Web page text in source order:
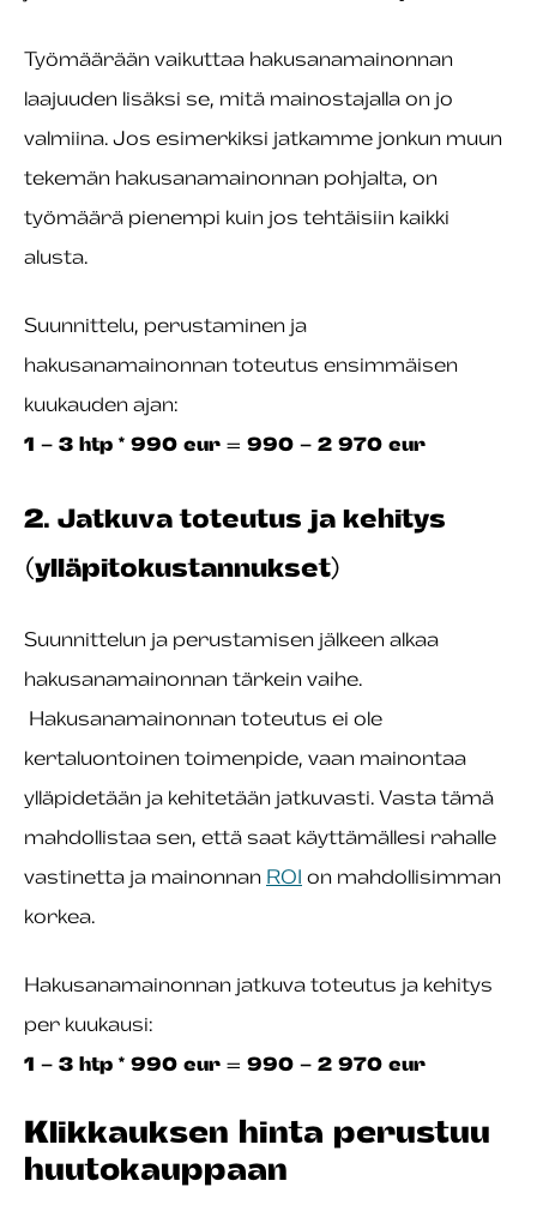
Työmäärään vaikuttaa hakusanamainonnan
laajuuden lisäksi se, mitä mainostajalla on jo
valmiina. Jos esimerkiksi jatkamme jonkun muun
tekemän hakusanamainonnan pohjalta, on
työmäärä pienempi kuin jos tehtäisiin kaikki
alusta.
Suunnittelu, perustaminen ja
hakusanamainonnan toteutus ensimmäisen
kuukauden ajan:
1 – 3 htp * 990 eur = 990 – 2 970 eur
2. Jatkuva toteutus ja kehitys
(ylläpitokustannukset)
Suunnittelun ja perustamisen jälkeen alkaa
hakusanamainonnan tärkein vaihe.
Hakusanamainonnan toteutus ei ole
kertaluontoinen toimenpide, vaan mainontaa
ylläpidetään ja kehitetään jatkuvasti. Vasta tämä
mahdollistaa sen, että saat käyttämällesi rahalle
vastinetta ja mainonnan ROI on mahdollisimman
korkea.
Hakusanamainonnan jatkuva toteutus ja kehitys
per kuukausi:
1 – 3 htp * 990 eur = 990 – 2 970 eur
Klikkauksen hinta perustuu
huutokauppaan